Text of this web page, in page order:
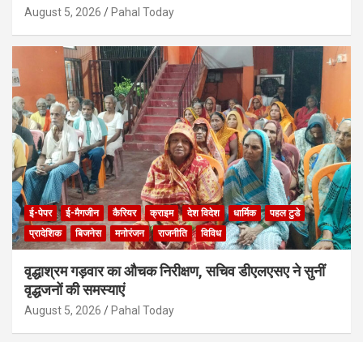
August 5, 2026 Pahal Today
ई-पेपर ई-मैगजीन कैरियर क्राइम देश विदेश धार्मिक
पहल टुडे
प्रादेशिक
बिजनेस मनोरंजन राजनीति विविध
वृद्धाश्रम गड़वार का औचक निरीक्षण, सचिव डीएलएसए ने सुनीं
वृद्धजनों की समस्याएं
August 5, 2026 Pahal Today